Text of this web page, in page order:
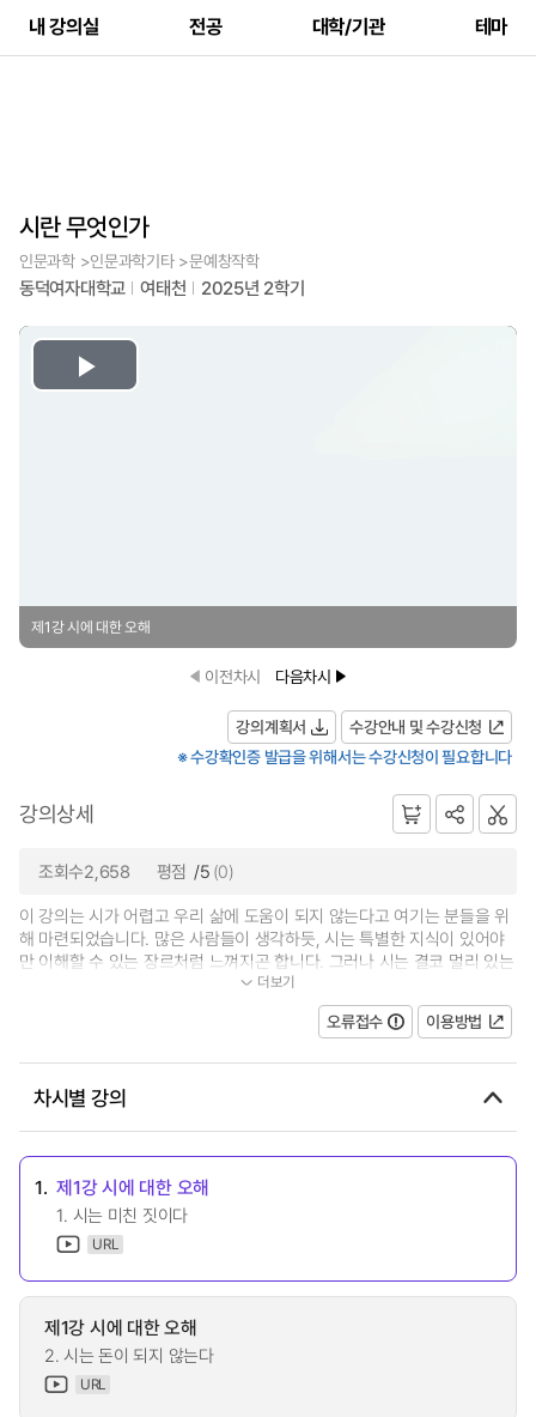
내 강의실 전공 대학/기관 테마
시란 무엇인가
인문과학 >인문과학기타 >문예창작학
동덕여자대학교 여태천 2025년 2학기
Play
제1강 시에 대한 오해
이전차시 다음차시
강의계획서
수강안내 및 수강신청
※ 수강확인증 발급을 위해서는 수강신청이 필요합니다
강의상세
조회수2,658 평점 /5 (0)
이 강의는 시가 어렵고 우리 삶에 도움이 되지 않는다고 여기는 분들을 위
해 마련되었습니다. 많은 사람들이 생각하듯, 시는 특별한 지식이 있어야
만 이해할 수 있는 장르처럼 느껴지곤 합니다. 그러나 시는 결코 멀리 있는
더보기
오류접수 이용방법
차시별 강의
1. 제1강 시에 대한 오해
1. 시는 미친 짓이다
URL
제1강 시에 대한 오해
2. 시는 돈이 되지 않는다
URL